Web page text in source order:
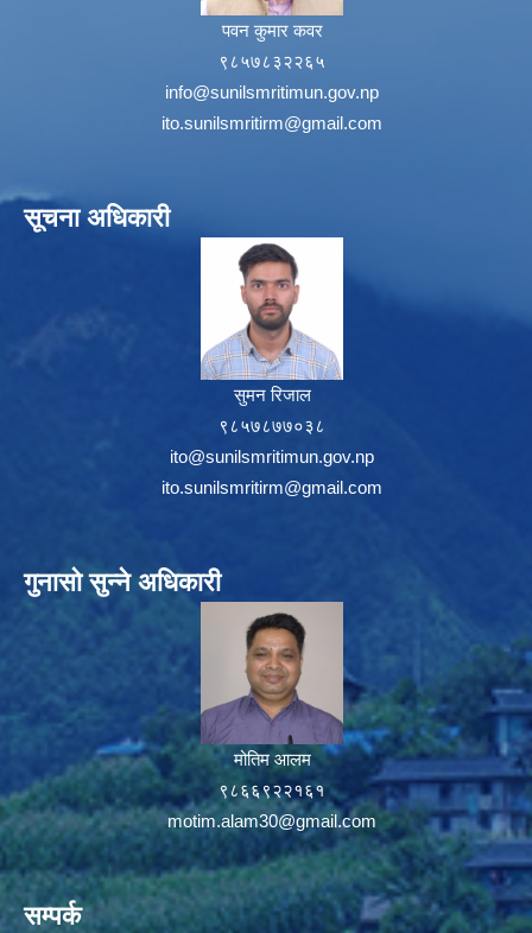
पवन कुमार कवर
९८५७८३२२६५
info@sunilsmritimun.gov.np
ito.sunilsmritirm@gmail.com
सूचना अधिकारी
सुमन रिजाल
९८५७८७७०३८
ito@sunilsmritimun.gov.np
ito.sunilsmritirm@gmail.com
गुनासो सुन्ने अधिकारी
मोतिम आलम
९८६६९२२१६१
motim.alam30@gmail.com
सम्पर्क